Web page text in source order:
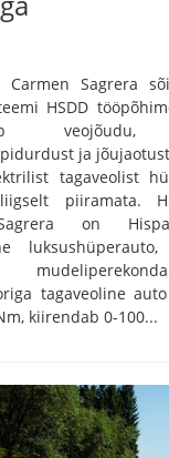
Carmen Sagrera
HSDD
veojõudu,
ja
tagaveolist
piiramata.
on
tagaveoline
kiirendab 0-100...